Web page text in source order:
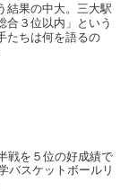
結果の中大。三大駅
合３位以内」という
たちは何を語るの
戦を５位の好成績で
バスケットボールリ